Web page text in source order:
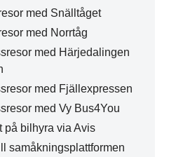
med Snälltåget
med Norrtåg
med Härjedalingen
med Fjällexpressen
med Vy Bus4You
på bilhyra via Avis
samåkningsplattformen